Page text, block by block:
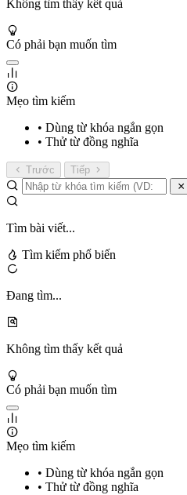
Không tìm thấy kết quả
Có phải bạn muốn tìm
Mẹo tìm kiếm
• Dùng từ khóa ngắn gọn
• Thử từ đồng nghĩa
Trước Tiếp
Tìm bài viết...
Tìm kiếm phổ biến
Đang tìm...
Không tìm thấy kết quả
Có phải bạn muốn tìm
Mẹo tìm kiếm
• Dùng từ khóa ngắn gọn
• Thử từ đồng nghĩa